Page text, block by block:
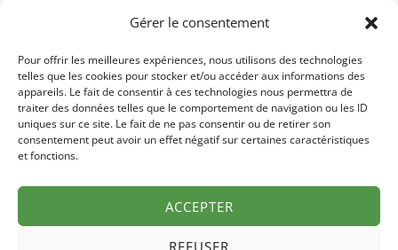
Gérer le consentement
Pour offrir les meilleures expériences, nous utilisons des technologies
telles que les cookies pour stocker et/ou accéder aux informations des
appareils. Le fait de consentir à ces technologies nous permettra de
traiter des données telles que le comportement de navigation ou les ID
uniques sur ce site. Le fait de ne pas consentir ou de retirer son
consentement peut avoir un effet négatif sur certaines caractéristiques
et fonctions.
ACCEPTER
REFUSER
Nous contacter
Newsletter